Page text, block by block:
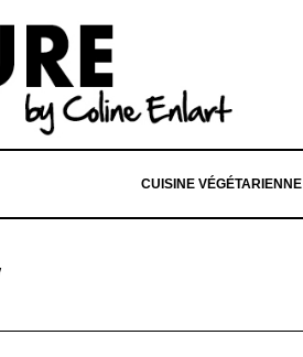
CUISINE VÉGÉTARIENNE